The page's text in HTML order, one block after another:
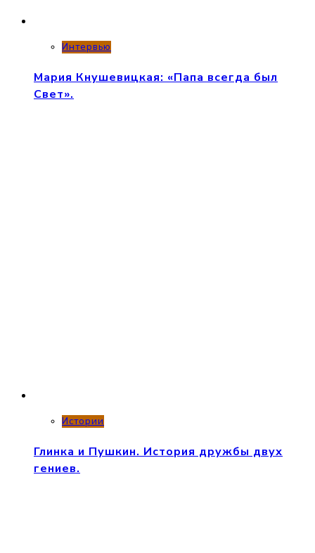
Интервью
Мария Кнушевицкая: «Папа всегда был
Свет».
Истории
Глинка и Пушкин. История дружбы двух
гениев.